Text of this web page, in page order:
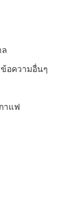
อความอื่นๆ
าแฟ